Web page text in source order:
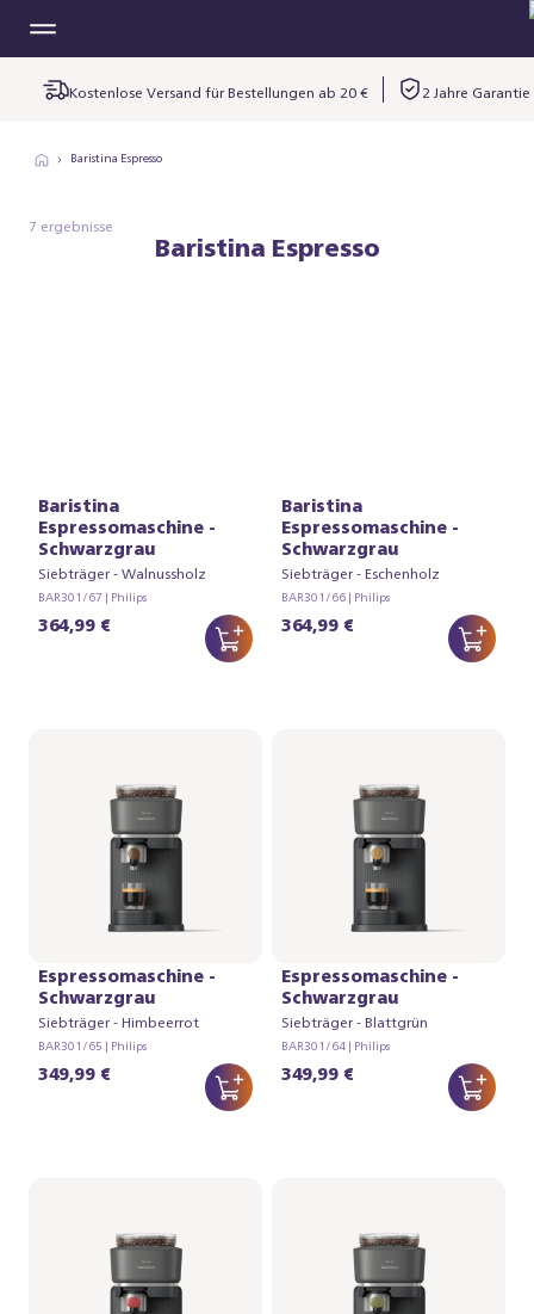
Kostenlose Versand für Bestellungen ab 20 € 2 Jahre Garantie
Baristina Espresso
7 ergebnisse
Baristina Espresso
Baristina
Espressomaschine -
Schwarzgrau
Siebträger - Walnussholz
BAR301/67 | Philips
364,99 €
Baristina
Espressomaschine -
Schwarzgrau
Siebträger - Eschenholz
BAR301/66 | Philips
364,99 €
Espressomaschine -
Schwarzgrau
Siebträger - Himbeerrot
BAR301/65 | Philips
349,99 €
Espressomaschine -
Schwarzgrau
Siebträger - Blattgrün
BAR301/64 | Philips
349,99 €